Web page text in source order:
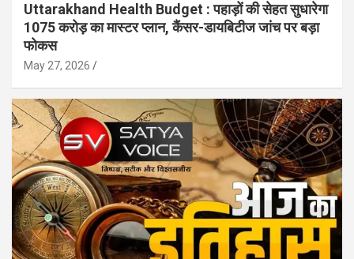
Uttarakhand Health Budget : पहाड़ों की सेहत सुधारेगा
1075 करोड़ का मास्टर प्लान, कैंसर-डायबिटीज जांच पर बड़ा
फोकस
May 27, 2026